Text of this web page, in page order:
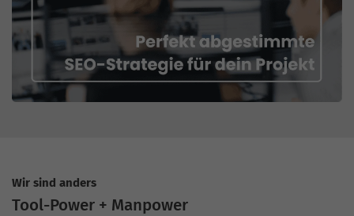
Wir sind anders
Tool-Power + Manpower